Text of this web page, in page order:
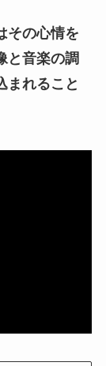
その心情を
と音楽の調
まれること